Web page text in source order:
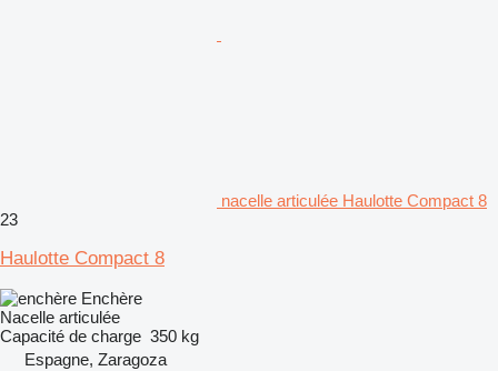
nacelle articulée Haulotte Compact 8
23
Haulotte Compact 8
Enchère
Nacelle articulée
Capacité de charge 350 kg
Espagne, Zaragoza